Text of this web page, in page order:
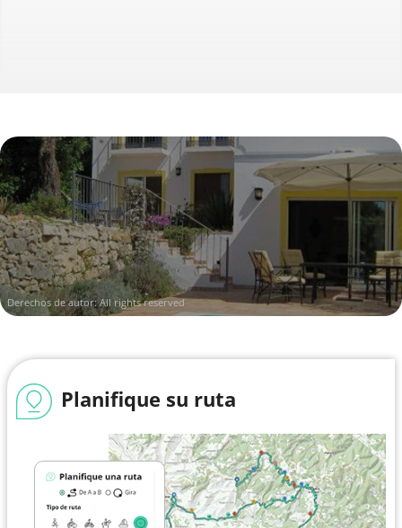
Derechos de autor: All rights reserved
Planifique su ruta